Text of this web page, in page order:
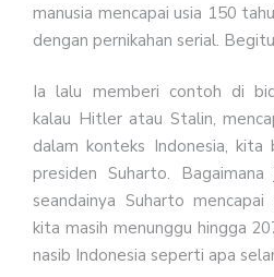
manusia mencapai usia 150
dengan pernikahan serial.
Ia lalu memberi contoh di
kalau Hitler atau Stalin,
dalam konteks Indonesia, kita
presiden Suharto.
seandainya Suharto
kita masih menunggu hingga
nasib Indonesia seperti apa